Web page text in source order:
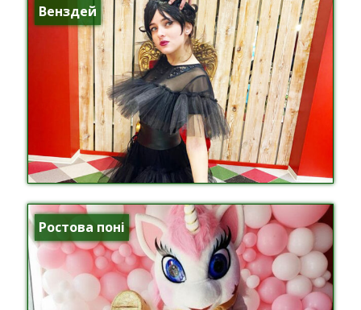
Венздей
Ростова поні